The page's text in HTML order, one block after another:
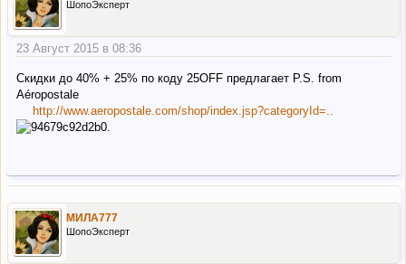
ШопоЭксперт
23 Август 2015 в 08:36
Скидки до 40% + 25% по коду 25OFF предлагает P.S. from
Aéropostale
http://www.aeropostale.com/shop/index.jsp?categoryId=..
МИЛА777
ШопоЭксперт